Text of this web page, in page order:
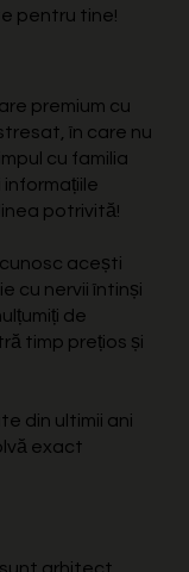
pentru tine!
premium cu
în care nu
cu familia
potrivită!
acești
cu nervii întinși
de
timp prețios și
din ultimii ani
exact